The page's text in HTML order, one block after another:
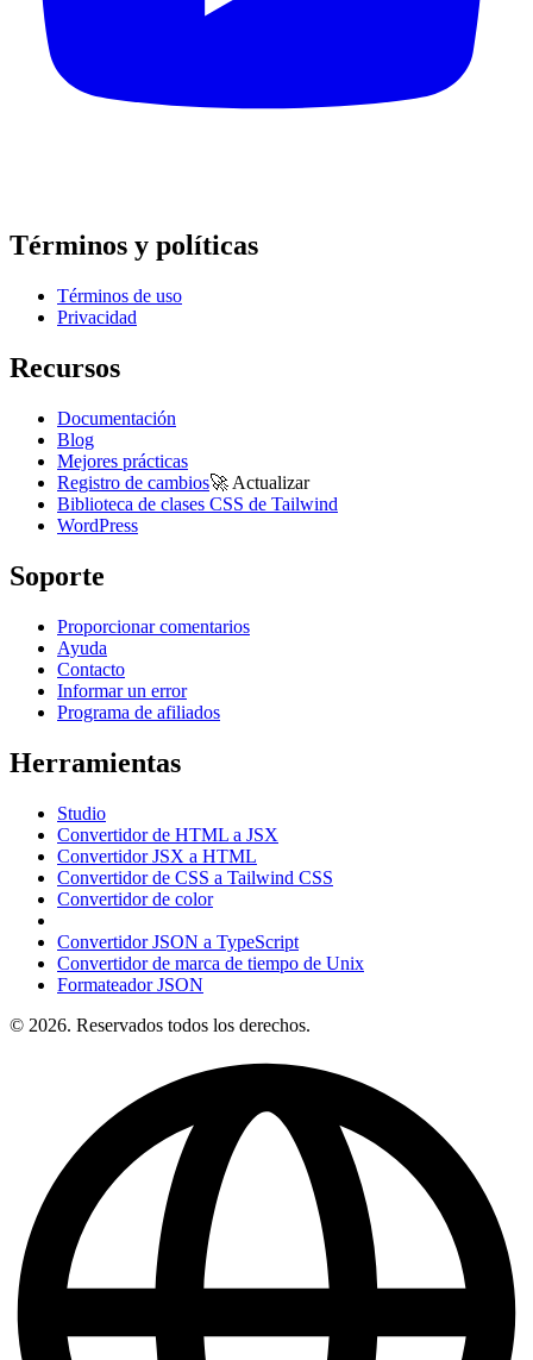
Términos y políticas
Términos de uso
Privacidad
Recursos
Documentación
Blog
Mejores prácticas
Registro de cambios🚀 Actualizar
Biblioteca de clases CSS de Tailwind
WordPress
Soporte
Proporcionar comentarios
Ayuda
Contacto
Informar un error
Programa de afiliados
Herramientas
Studio
Convertidor de HTML a JSX
Convertidor JSX a HTML
Convertidor de CSS a Tailwind CSS
Convertidor de color
Convertidor JSON a TypeScript
Convertidor de marca de tiempo de Unix
Formateador JSON
© 2026. Reservados todos los derechos.